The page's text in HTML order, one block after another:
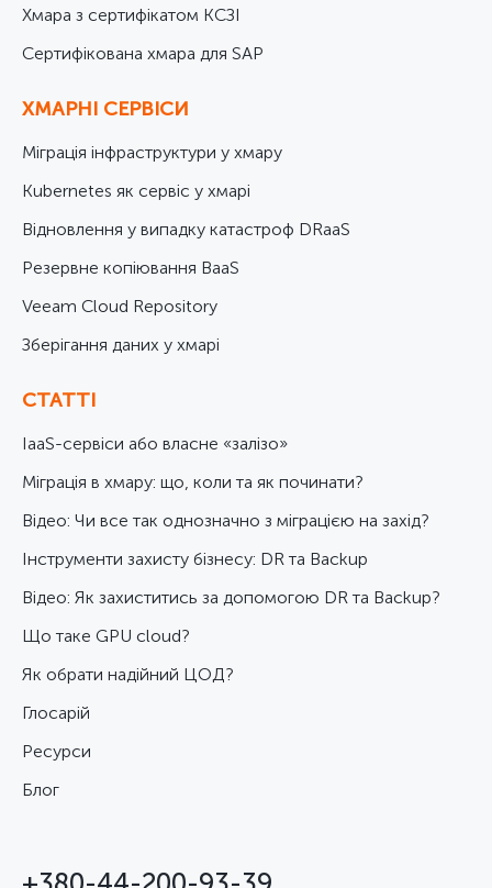
Хмара з сертифікатом КСЗІ
Cертифікована хмара для SAP
ХМАРНІ СЕРВІСИ
Міграція інфраструктури у хмару
Kubernetes як сервіс у хмарі
Відновлення у випадку катастроф DRaaS
Резервне копіювання BaaS
Veeam Cloud Repository
Зберігання даних у хмарі
СТАТТІ
IaaS-сервіси або власне «залізо»
Міграція в хмару: що, коли та як починати?
Відео: Чи все так однозначно з міграцією на захід?
Інструменти захисту бізнесу: DR та Backup
Відео: Як захиститись за допомогою DR та Backup?
Що таке GPU cloud?
Як обрати надійний ЦОД?
Глосарій
Ресурси
Блог